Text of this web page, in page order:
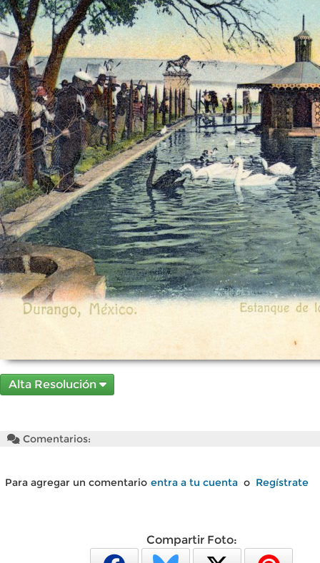
Alta Resolución
Comentarios:
Para agregar un comentario entra a tu cuenta o Regístrate
Compartir Foto: